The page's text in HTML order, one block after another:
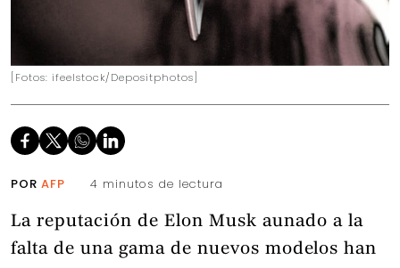
[Fotos: ifeelstock/Depositphotos]
POR AFP 4 minutos de lectura
La reputación de Elon Musk aunado a la
falta de una gama de nuevos modelos han